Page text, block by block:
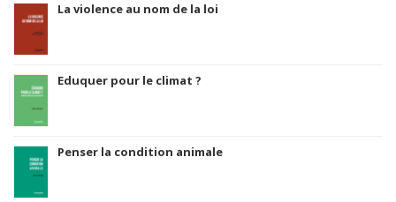
La violence au nom de la loi
Eduquer pour le climat ?
Penser la condition animale